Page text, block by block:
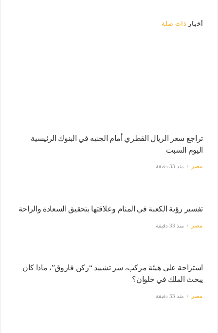
أخبار ذات صلة
تراجع سعر الريال القطري أمام الجنيه في البنوك الرئيسية
اليوم السبت
مصر منذ 33 دقيقة
تفسير رؤية الكعبة في المنام وعلاقتها بتحقيق السعادة والراحة
مصر منذ 33 دقيقة
استراحة على هيئة مركب، سر تشييد “ركن فاروق”، ماذا كان
يبحث الملك في حلوان؟
مصر منذ 33 دقيقة